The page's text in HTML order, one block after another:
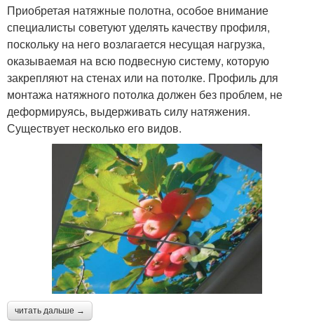
Приобретая натяжные полотна, особое внимание
специалисты советуют уделять качеству профиля,
поскольку на него возлагается несущая нагрузка,
оказываемая на всю подвесную систему, которую
закрепляют на стенах или на потолке. Профиль для
монтажа натяжного потолка должен без проблем, не
деформируясь, выдерживать силу натяжения.
Существует несколько его видов.
читать дальше →